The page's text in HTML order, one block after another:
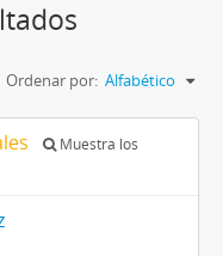
Ordenar por: Alfabético
Muestra los